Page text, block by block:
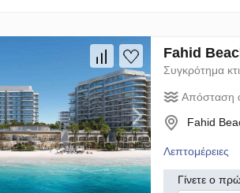
Fahid
Συγκρότημα
Απόσταση
Fahid
Λεπτομέρειες
Γίνετε ο